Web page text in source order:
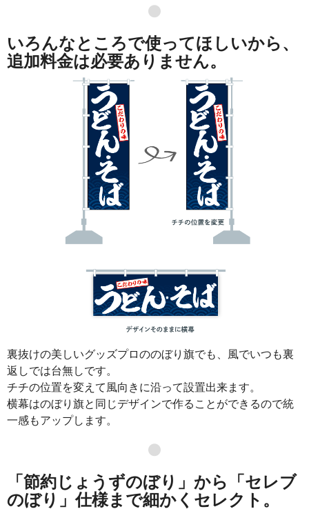
●
いろんなところで使ってほしいから、
追加料金は必要ありません。
裏抜けの美しいグッズプロののぼり旗でも、風でいつも裏
返しでは台無しです。
チチの位置を変えて風向きに沿って設置出来ます。
横幕はのぼり旗と同じデザインで作ることができるので統
一感もアップします。
●
「節約じょうずのぼり」から「セレブ
のぼり」仕様まで細かくセレクト。